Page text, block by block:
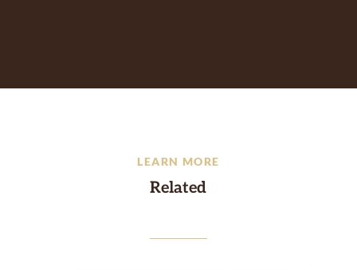
LEARN MORE
Related